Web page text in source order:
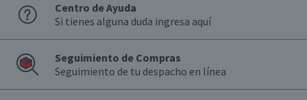
Centro de Ayuda
Si tienes alguna duda ingresa aquí
Seguimiento de Compras
Seguimiento de tu despacho en línea